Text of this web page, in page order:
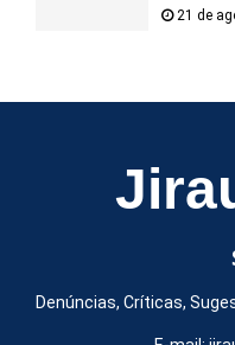
21 de
Denúncias, Críticas,